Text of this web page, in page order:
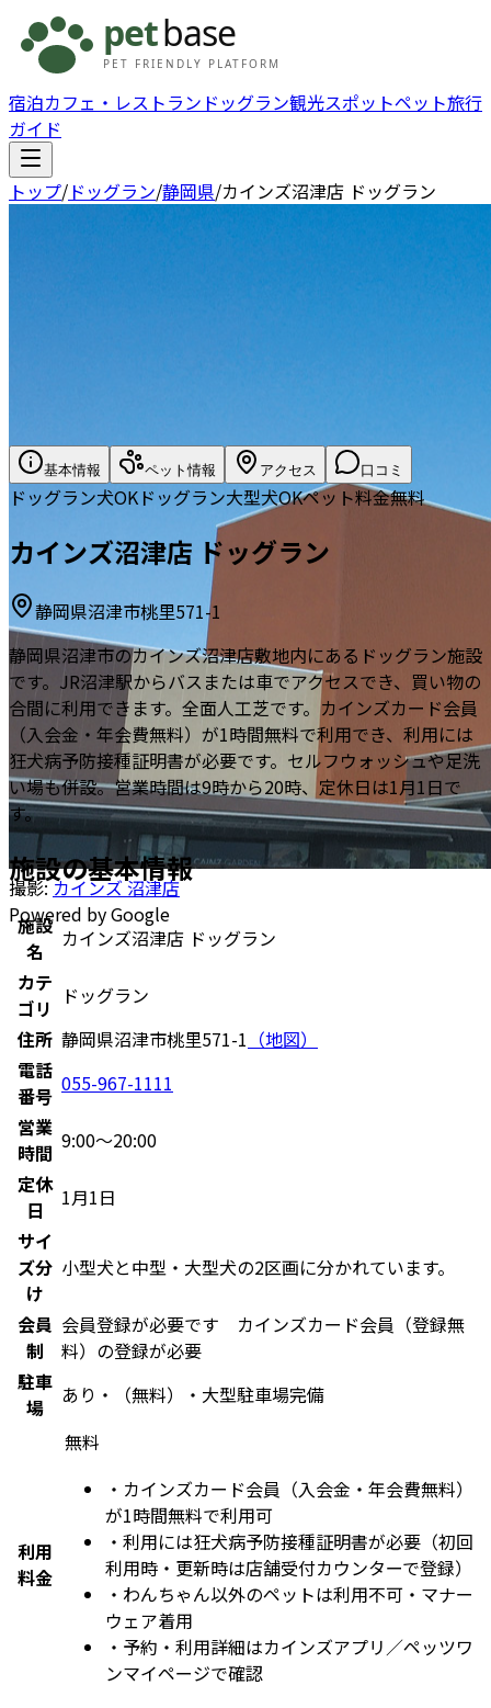
宿泊カフェ・レストラン ドッグラン観光スポットペット旅行
ガイド
トップ/ドッグラン/静岡県/カインズ沼津店 ドッグラン
撮影:カインズ 沼津店
Powered by Google
基本情報 ペット情報 アクセス 口コミ
ドッグラン犬OKドッグラン大型犬OKペット料金無料
カインズ沼津店 ドッグラン
静岡県沼津市桃里571-1
静岡県沼津市のカインズ沼津店敷地内にあるドッグラン施設
です。JR沼津駅からバスまたは車でアクセスでき、買い物の
合間に利用できます。全面人工芝です。カインズカード会員
（入会金・年会費無料）が1時間無料で利用でき、利用には
狂犬病予防接種証明書が必要です。セルフウォッシュや足洗
い場も併設。営業時間は9時から20時、定休日は1月1日で
す。
施設の基本情報
施設
名
カインズ沼津店 ドッグラン
カテ
ゴリ
ドッグラン
住所 静岡県沼津市桃里571-1 （地図）
電話
番号 055-967-1111
営業
時間 9:00～20:00
定休
日
1月1日
サイ
ズ分
け
小型犬と中型・大型犬の2区画に分かれています。
会員
制
会員登録が必要です カインズカード会員（登録無
料）の登録が必要
駐車
場
あり・（無料）・大型駐車場完備
利用
料金
無料
・ カインズカード会員（入会金・年会費無料）
が1時間無料で利用可
・ 利用には狂犬病予防接種証明書が必要（初回
利用時・更新時は店舗受付カウンターで登録）
・ わんちゃん以外のペットは利用不可・マナー
ウェア着用
・ 予約・利用詳細はカインズアプリ／ペッツワ
ンマイページで確認